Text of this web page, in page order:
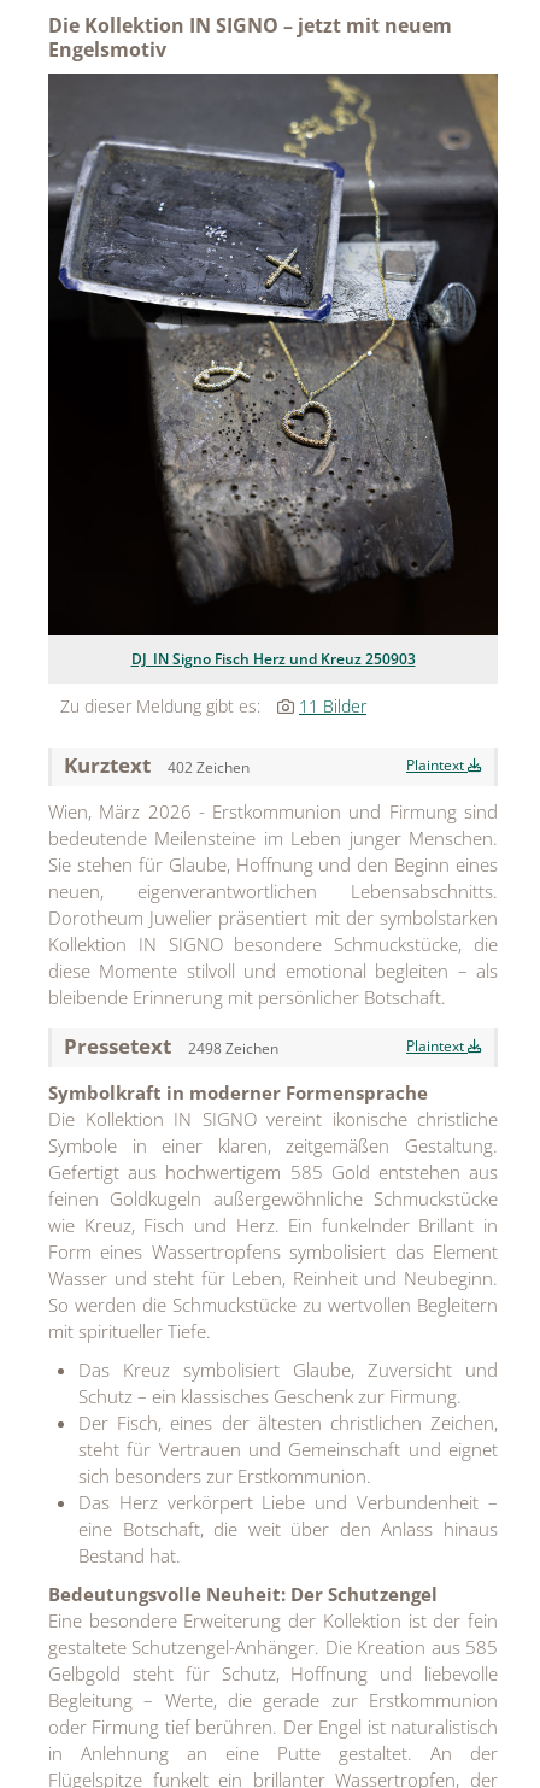
Dorotheum Galerie
Dorotheum Juwelier
DUFTSTARS / The Fragrance Foundation Austria
EHINGER SCHWARZ 1876
Jean Paul Gaultier
Lindt & Sprüngli
Nägele & Strubell
sh!ne by Dorotheum Juwelier
Sicheldorfer Heilwasser
VOSSEN
KONTAKT
Die Kollektion IN SIGNO – jetzt mit neuem
Engelsmotiv
DJ_IN Signo Fisch Herz und Kreuz 250903
Zu dieser Meldung gibt es: 11 Bilder
Kurztext 402 Zeichen Plaintext
Wien, März 2026 - Erstkommunion und Firmung sind
bedeutende Meilensteine im Leben junger Menschen.
Sie stehen für Glaube, Hoffnung und den Beginn eines
neuen, eigenverantwortlichen Lebensabschnitts.
Dorotheum Juwelier präsentiert mit der symbolstarken
Kollektion IN SIGNO besondere Schmuckstücke, die
diese Momente stilvoll und emotional begleiten – als
bleibende Erinnerung mit persönlicher Botschaft.
Pressetext 2498 Zeichen Plaintext
Symbolkraft in moderner Formensprache
Die Kollektion IN SIGNO vereint ikonische christliche
Symbole in einer klaren, zeitgemäßen Gestaltung.
Gefertigt aus hochwertigem 585 Gold entstehen aus
feinen Goldkugeln außergewöhnliche Schmuckstücke
wie Kreuz, Fisch und Herz. Ein funkelnder Brillant in
Form eines Wassertropfens symbolisiert das Element
Wasser und steht für Leben, Reinheit und Neubeginn.
So werden die Schmuckstücke zu wertvollen Begleitern
mit spiritueller Tiefe.
Das Kreuz symbolisiert Glaube, Zuversicht und
Schutz – ein klassisches Geschenk zur Firmung.
Der Fisch, eines der ältesten christlichen Zeichen,
steht für Vertrauen und Gemeinschaft und eignet
sich besonders zur Erstkommunion.
Das Herz verkörpert Liebe und Verbundenheit –
eine Botschaft, die weit über den Anlass hinaus
Bestand hat.
Bedeutungsvolle Neuheit: Der Schutzengel
Eine besondere Erweiterung der Kollektion ist der fein
gestaltete Schutzengel-Anhänger. Die Kreation aus 585
Gelbgold steht für Schutz, Hoffnung und liebevolle
Begleitung – Werte, die gerade zur Erstkommunion
oder Firmung tief berühren. Der Engel ist naturalistisch
in Anlehnung an eine Putte gestaltet. An der
Flügelspitze funkelt ein brillanter Wassertropfen, der